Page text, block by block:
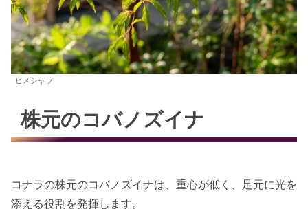
ヒメシャラ
株元のコバノズイナ
コナラの株元のコバノズイナは、重心が低く、足元に光を
添える役割を発揮します。